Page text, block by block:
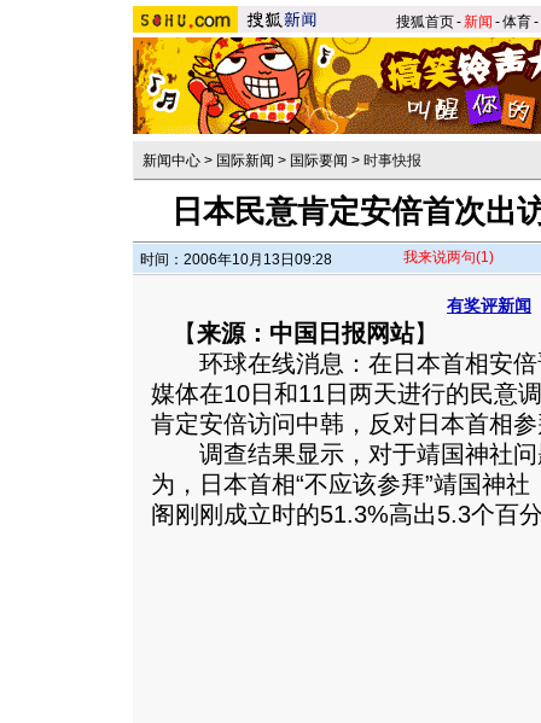
搜狐首页-新闻 -体育-
新闻中心 > 国际新闻 > 国际要闻 > 时事快报
日本民意肯定安倍首次出
时间：2006年10月13日09:28 我来说两句(1)
有奖评新闻
【来源：中国日报网站】
环球在线消息：在日本首相安倍
媒体在10日和11日两天进行的民意
肯定安倍访问中韩，反对日本首相
调查结果显示，对于靖国神社问
为，日本首相“不应该参拜”靖国神
阁刚刚成立时的51.3%高出5.3个百